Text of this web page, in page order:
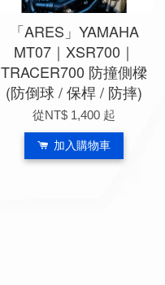
「ARES」YAMAHA
MT07｜XSR700｜
TRACER700 防撞側樑
(防倒球 / 保桿 / 防摔)
從NT$ 1,400 起
加入購物車